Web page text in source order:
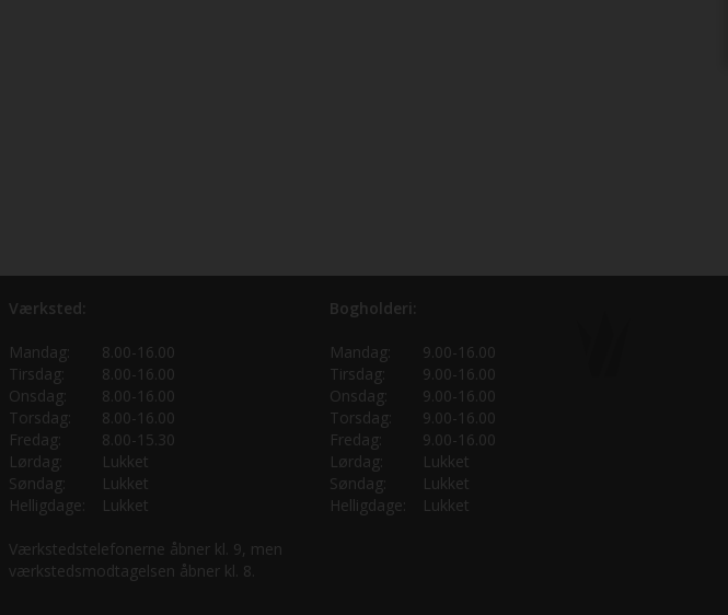
Værksted:
Mandag:
8.00-16.00
Tirsdag:
8.00-16.00
Onsdag:
8.00-16.00
Torsdag:
8.00-16.00
Fredag:
8.00-15.30
Lørdag:
Lukket
Søndag:
Lukket
Helligdage:
Lukket
Værkstedstelefonerne åbner kl. 9, men
værkstedsmodtagelsen åbner kl. 8.
Bogholderi:
Mandag:
9.00-16.00
Tirsdag:
9.00-16.00
Onsdag:
9.00-16.00
Torsdag:
9.00-16.00
Fredag:
9.00-16.00
Lørdag:
Lukket
Søndag:
Lukket
Helligdage:
Lukket